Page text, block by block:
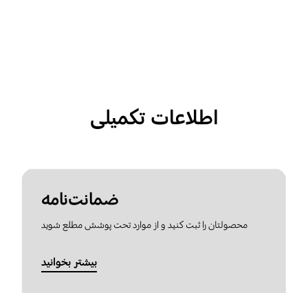
اطلاعات تکمیلی
ضمانت‌نامه
محصولتان را ثبت کنید و از موارد تحت پوشش مطلع شوید
بیشتر بخوانید